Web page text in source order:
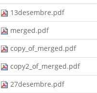
13desembre.pdf
merged.pdf
copy_of_merged.pdf
copy2_of_merged.pdf
27desembre.pdf